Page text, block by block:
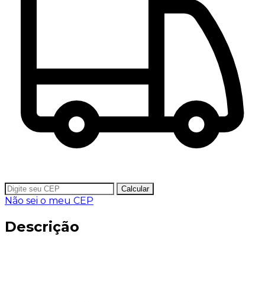
Calcular
Não sei o meu CEP
Descrição